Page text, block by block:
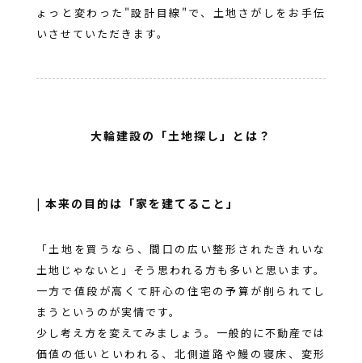
ょっと変わった"設計目線"で、土地さがしをお手伝
いさせていただきます。
大輪建設の「土地探し」とは？
| 本来の目的は「家を建てること」
「土地を買うなら、間口の広い整形されたきれいな
土地じゃないと」そう思われる方も多いと思います。
一方で値段が高くて肝心の住宅の予算が削られてし
まうというのが実情です。
少し考え方を変えてみましょう。一般的に不動産では
価値の低いといわれる、北側道路や鰻の寝床、変形